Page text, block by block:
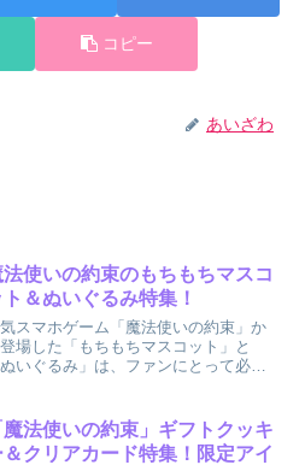
コピー
あいざわ
法使いの約束のもちもちマスコ
ト＆ぬいぐるみ特集！
スマホゲーム「魔法使いの約束」か
場した「もちもちマスコット」と
ぬいぐるみ」は、ファンにとって必見
れらのアイテムは、発売開始から多く
注目を集めています。本記...
魔法使いの約束」ギフトクッキ
＆クリアカード特集！限定アイ